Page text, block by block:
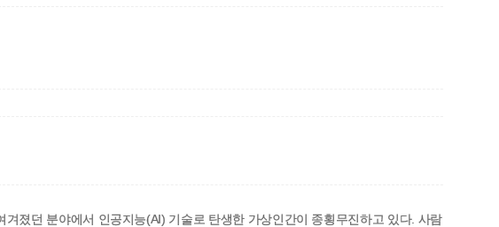
졌던 분야에서 인공지능(AI) 기술로 탄생한 가상인간이 종횡무진하고 있다. 사람